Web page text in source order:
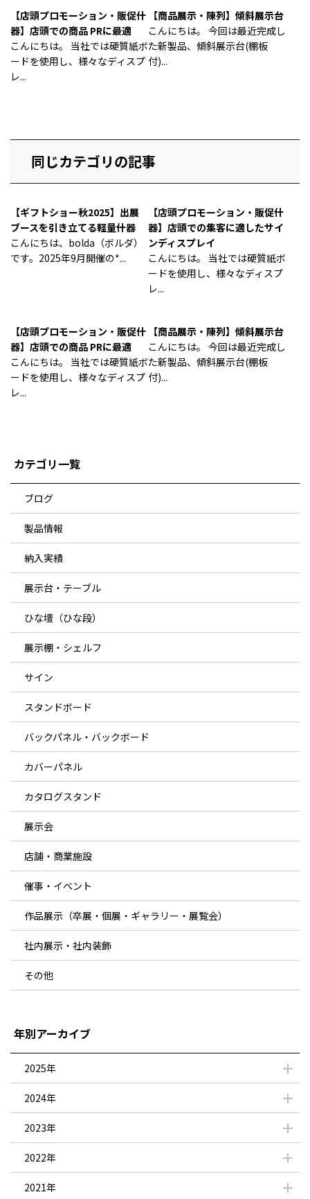
【店頭プロモーション・販促什
器】店頭での商品 PRに最適
こんにちは。 当社では硬質紙ボ
ードを使用し、様々なディスプ
レ...
【商品展示・陳列】傾斜展示台
こんにちは。 今回は最近完成し
た新製品、傾斜展示台(棚板
付)...
同じカテゴリの記事
【ギフトショー秋2025】出展
ブースを引き立てる軽量什器
こんにちは、bolda（ボルダ）
です。2025年9月開催の*...
【店頭プロモーション・販促什
器】店頭での集客に適したサイ
ンディスプレイ
こんにちは。 当社では硬質紙ボ
ードを使用し、様々なディスプ
レ...
【店頭プロモーション・販促什
器】店頭での商品 PRに最適
こんにちは。 当社では硬質紙ボ
ードを使用し、様々なディスプ
レ...
【商品展示・陳列】傾斜展示台
こんにちは。 今回は最近完成し
た新製品、傾斜展示台(棚板
付)...
カテゴリ一覧
ブログ
製品情報
納入実績
展示台・テーブル
ひな壇（ひな段）
展示棚・シェルフ
サイン
スタンドボード
バックパネル・バックボード
カバーパネル
カタログスタンド
展示会
店舗・商業施設
催事・イベント
作品展示（卒展・個展・ギャラリー・展覧会）
社内展示・社内装飾
その他
年別アーカイブ
2025年
2024年
2023年
2022年
2021年